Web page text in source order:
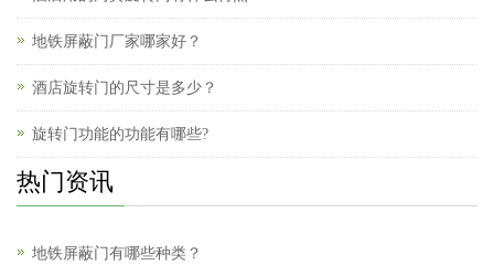
地铁屏蔽门厂家哪家好？
酒店旋转门的尺寸是多少？
旋转门功能的功能有哪些?
热门资讯
地铁屏蔽门有哪些种类？